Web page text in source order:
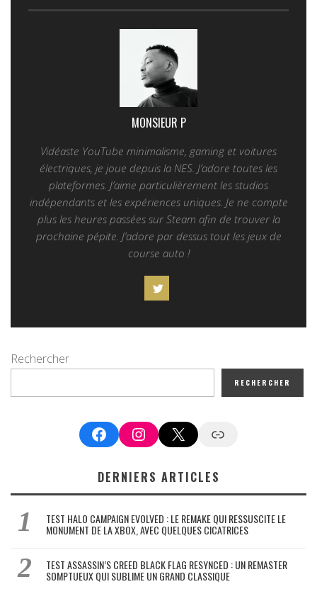
MONSIEUR P
Vidéaste YouTube minimalisme, gaming et voitures
électriques, je joue depuis la NES. J’adore toutes les
plateformes. J’aime particulièrement les studios
indépendants et les expériences uniques. Je ne compte
plus les heures passées sur Steam afin de trouver la
prochaine pépite. J’adore par dessus tout les jeux de
course auto !
Rechercher
RECHERCHER
FacebookInstagram
X Google News
DERNIERS ARTICLES
TEST HALO CAMPAIGN EVOLVED : LE REMAKE QUI RESSUSCITE LE
MONUMENT DE LA XBOX, AVEC QUELQUES CICATRICES
TEST ASSASSIN’S CREED BLACK FLAG RESYNCED : UN REMASTER
SOMPTUEUX QUI SUBLIME UN GRAND CLASSIQUE